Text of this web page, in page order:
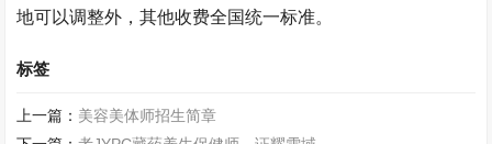
地可以调整外，其他收费全国统一标准。
标签
上一篇： 美容美体师招生简章